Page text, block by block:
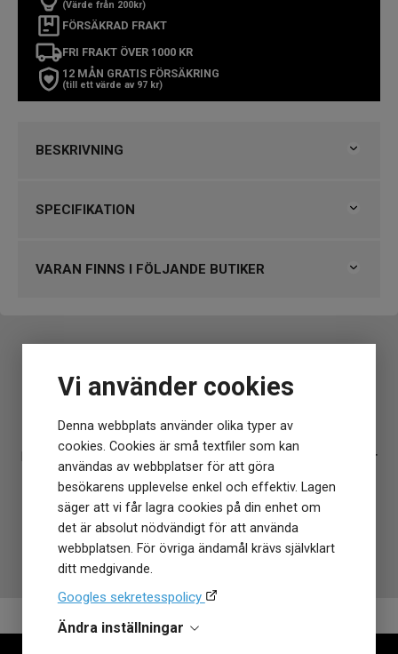
Vi använder cookies
Denna webbplats använder olika typer av
cookies. Cookies är små textfiler som kan
användas av webbplatser för att göra
besökarens upplevelse enkel och effektiv. Lagen
säger att vi får lagra cookies på din enhet om
det är absolut nödvändigt för att använda
webbplatsen. För övriga ändamål krävs självklart
ditt medgivande.
Googles sekretesspolicy
Ändra inställningar
(Värde från 200kr)
FÖRSÄKRAD FRAKT
FRI FRAKT ÖVER 1000 KR
12 MÅN GRATIS FÖRSÄKRING
(till ett värde av 97 kr)
BESKRIVNING
din kompatibla smartklocka från Garmin. Ta bort
SPECIFIKATION
Kollektion
Övriga Garmin
Armband färg
Vit
Storlek
Längd på armband
110–175 mm
VARAN FINNS I FÖLJANDE BUTIKER
VARUMÄRKET HITTAR DU HOS
Björkegrens Urmakeri 1933 Kalmar
Klockmaster Alingsås
Klockmaster Borås, Centrum
Klockmaster Falkenberg
Klockmaster Falköping
Klockmaster Gävle, Centrum
Klockmaster Göteborg, Backaplan
Klockmaster Helsingborg Väla Rydbergs Ur
Klockmaster Hudiksvall
Klockmaster Malmö, Mobilia Urhandel
Klockmaster Nyköping
Klockmaster Sundsvall
Klockmaster Ulricehamn
18mm 010-12932-0F från Klockmaster
- ett tryggt köp.
generös garanti på klockor
gratis allriskförsäkring i 12 månader
inte går av för hackor. Behöver du
justera armbandet
gratis i alla Klockmasterbutiker
funnits sedan 1972 på den Svenska marknaden!